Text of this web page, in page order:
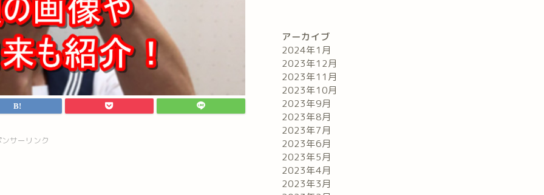
サーリンク
アーカイブ
2024年1月
2023年12月
2023年11月
2023年10月
2023年9月
2023年8月
2023年7月
2023年6月
2023年5月
2023年4月
2023年3月